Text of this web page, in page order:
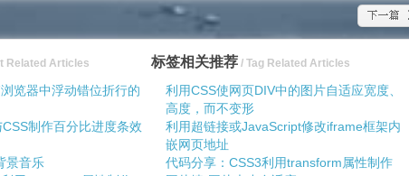
Related Articles
览器中浮动错位折行的
制作百分比进度条效
景音乐
标签相关推荐 / Tag Related Articles
利用CSS使网页DIV中的图片自适应宽度、
高度，而不变形
利用超链接或JavaScript修改iframe框架内
嵌网页地址
代码分享：CSS3利用transform属性制作